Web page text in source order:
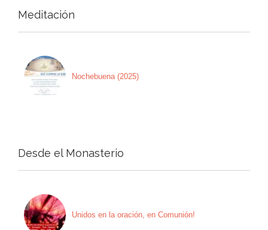
Meditación
Nochebuena (2025)
Desde el Monasterio
Unidos en la oración, en Comunión!